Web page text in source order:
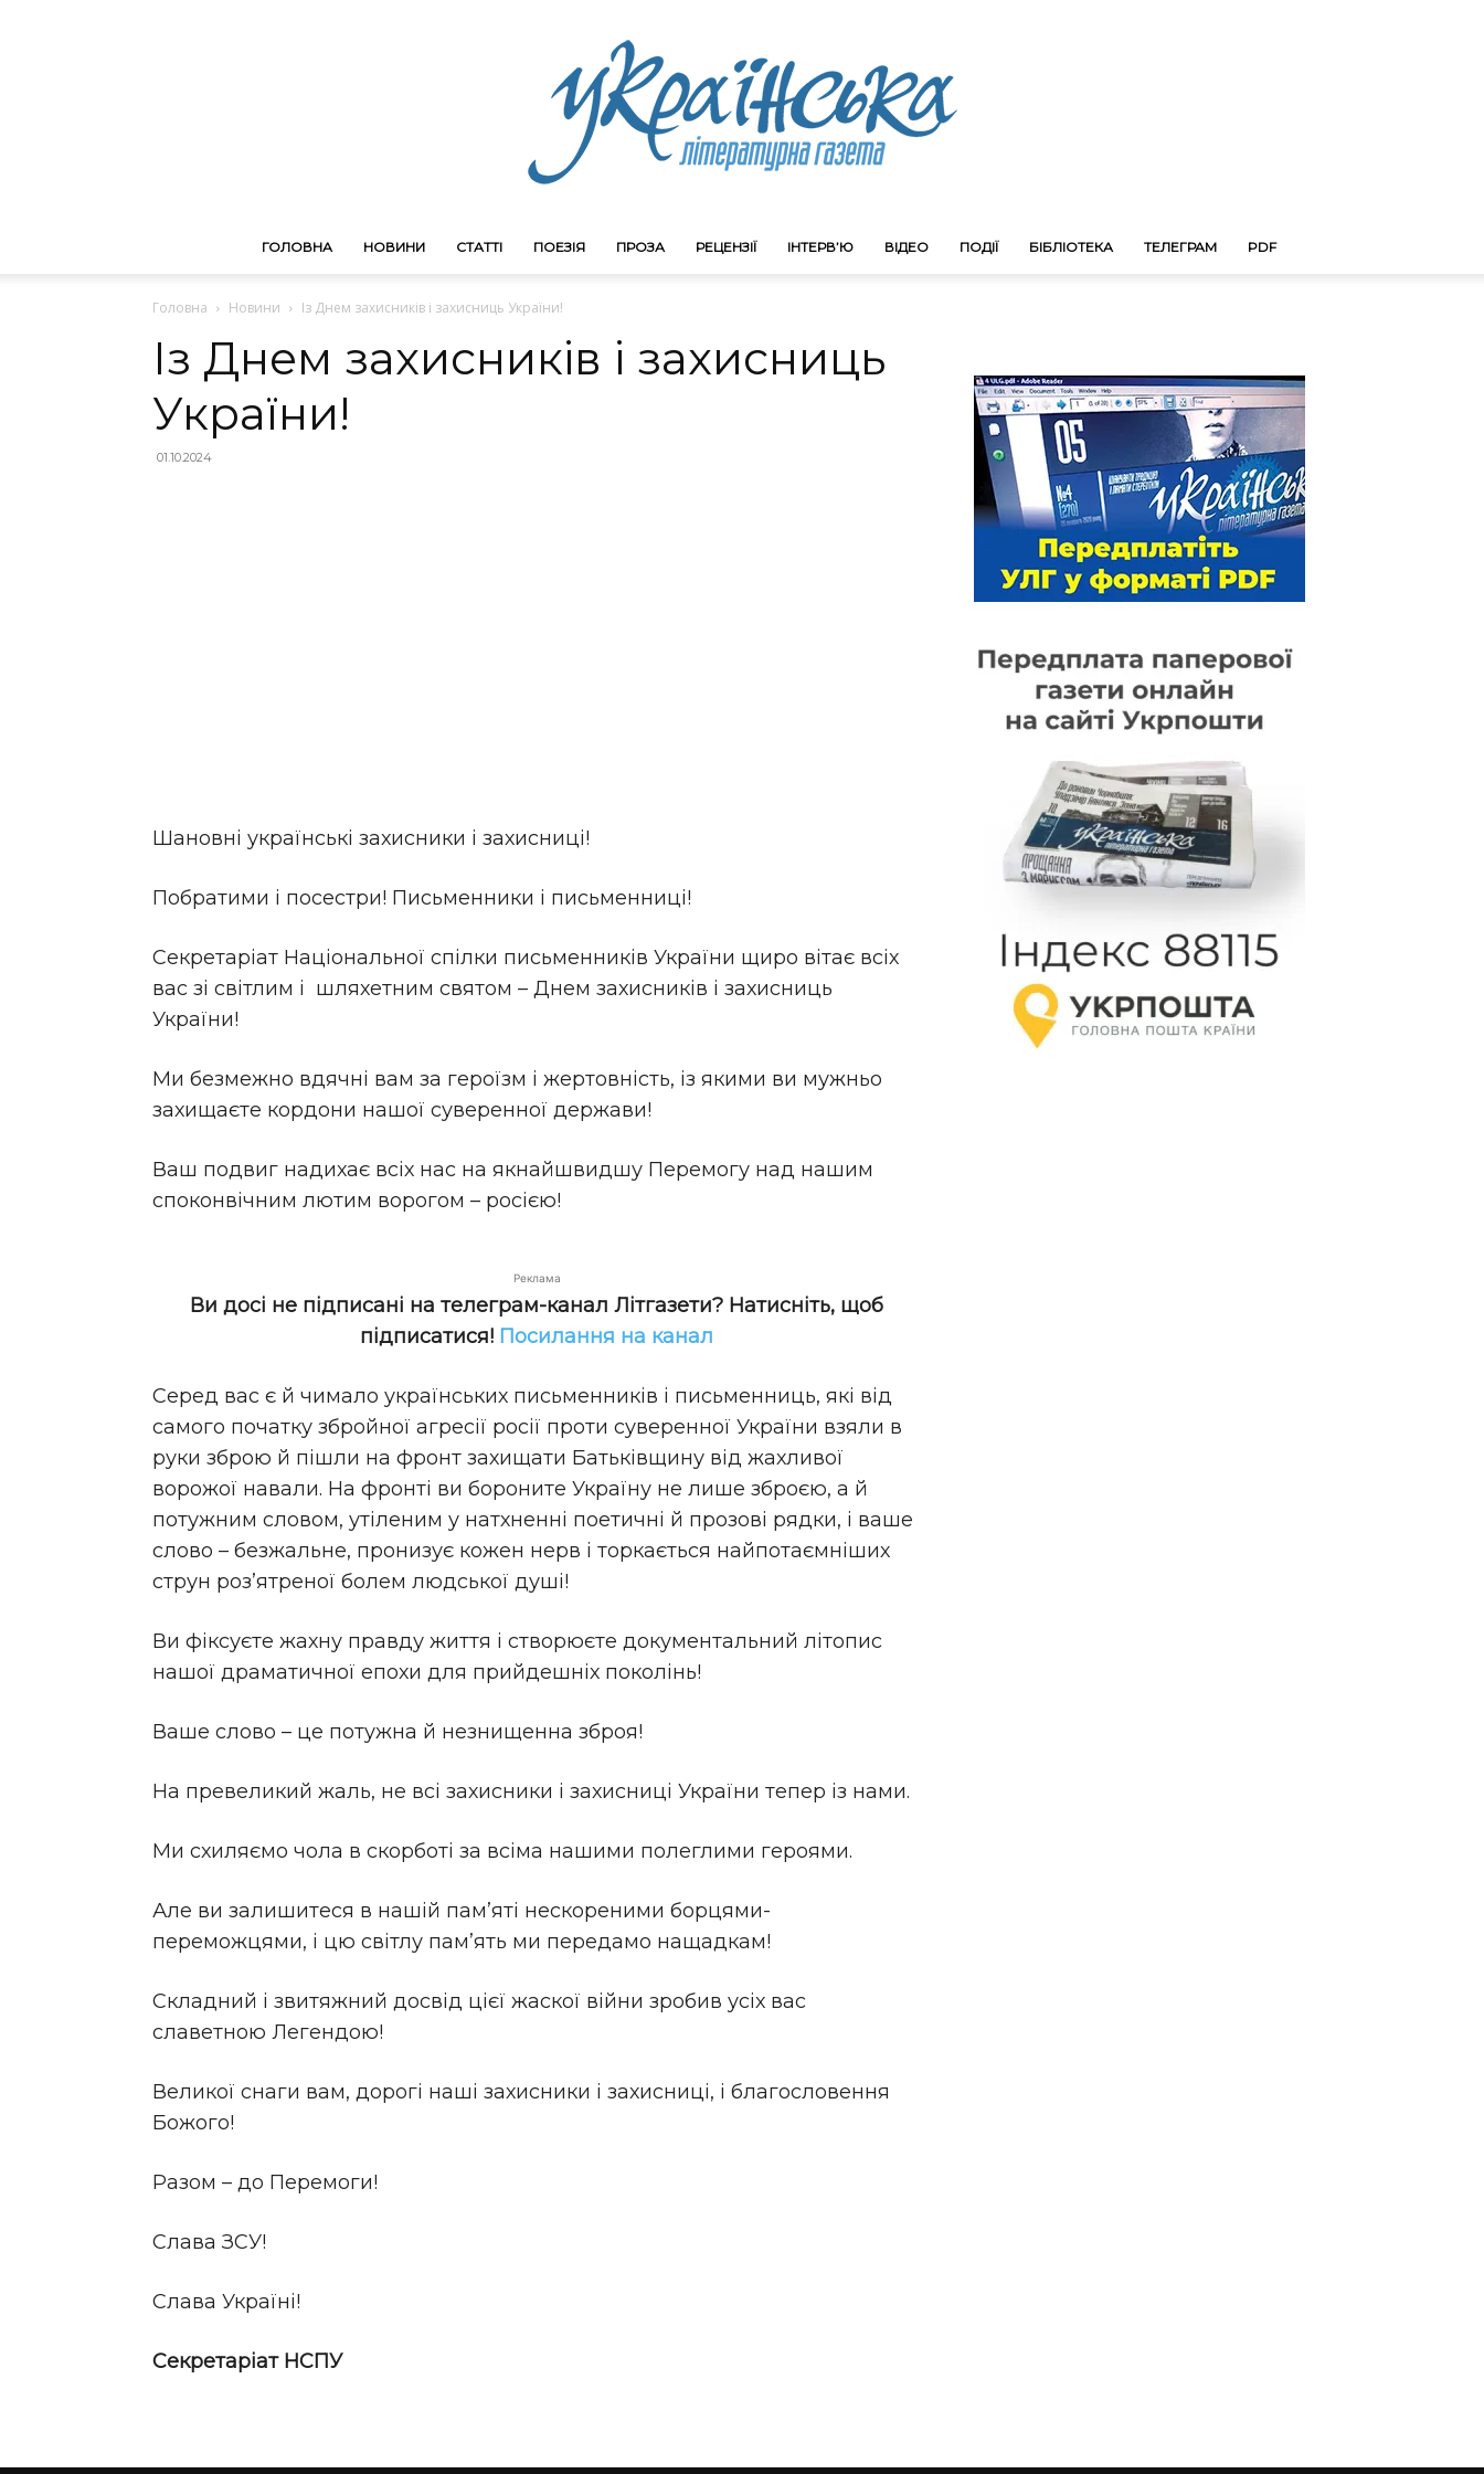
ГОЛОВНА НОВИНИ СТАТТІ ПОЕЗІЯ ПРОЗА РЕЦЕНЗІЇ ІНТЕРВ’Ю ВІДЕО ПОДІЇ БІБЛІОТЕКА ТЕЛЕГРАМ PDF
Головна Новини Із Днем захисників і захисниць України!
Із Днем захисників і захисниць
України!
01.10.2024
Шановні українські захисники і захисниці!
Побратими і посестри! Письменники і письменниці!
Секретаріат Національної спілки письменників України щиро вітає всіх
вас зі світлим і шляхетним святом – Днем захисників і захисниць
України!
Ми безмежно вдячні вам за героїзм і жертовність, із якими ви мужньо
захищаєте кордони нашої суверенної держави!
Ваш подвиг надихає всіх нас на якнайшвидшу Перемогу над нашим
споконвічним лютим ворогом – росією!
Реклама
Ви досі не підписані на телеграм-канал Літгазети? Натисніть, щоб
підписатися! Посилання на канал
Серед вас є й чимало українських письменників і письменниць, які від
самого початку збройної агресії росії проти суверенної України взяли в
руки зброю й пішли на фронт захищати Батьківщину від жахливої
ворожої навали. На фронті ви бороните Україну не лише зброєю, а й
потужним словом, утіленим у натхненні поетичні й прозові рядки, і ваше
слово – безжальне, пронизує кожен нерв і торкається найпотаємніших
струн роз’ятреної болем людської душі!
Ви фіксуєте жахну правду життя і створюєте документальний літопис
нашої драматичної епохи для прийдешніх поколінь!
Ваше слово – це потужна й незнищенна зброя!
На превеликий жаль, не всі захисники і захисниці України тепер із нами.
Ми схиляємо чола в скорботі за всіма нашими полеглими героями.
Але ви залишитеся в нашій пам’яті нескореними борцями-
переможцями, і цю світлу пам’ять ми передамо нащадкам!
Складний і звитяжний досвід цієї жаскої війни зробив усіх вас
славетною Легендою!
Великої снаги вам, дорогі наші захисники і захисниці, і благословення
Божого!
Разом – до Перемоги!
Слава ЗСУ!
Слава Україні!
Секретаріат НСПУ